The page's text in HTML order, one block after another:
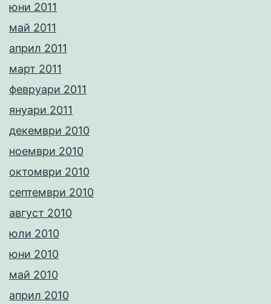
юни 2011
май 2011
април 2011
март 2011
февруари 2011
януари 2011
декември 2010
ноември 2010
октомври 2010
септември 2010
август 2010
юли 2010
юни 2010
май 2010
април 2010